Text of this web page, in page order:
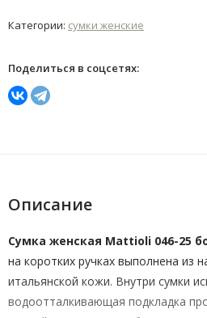
Категории: сумки женские
Поделиться в соцсетях:
Описание
Сумка женская Mattioli 046-25
на коротких ручках выполнена из
итальянской кожи. Внутри сумки
водоотталкивающая подкладка